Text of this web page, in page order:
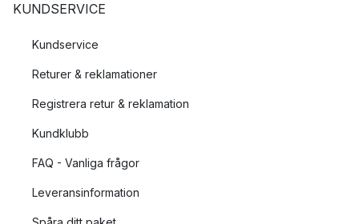
KUNDSERVICE
Kundservice
Returer & reklamationer
Registrera retur & reklamation
Kundklubb
FAQ - Vanliga frågor
Leveransinformation